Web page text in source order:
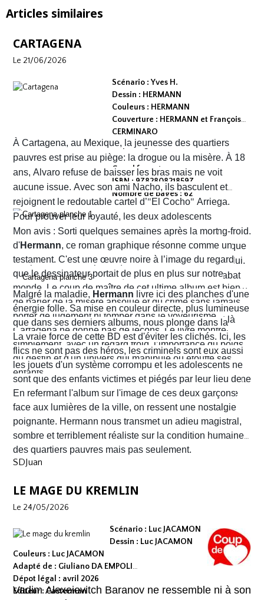
Articles similaires
CARTAGENA
Le 21/06/2026
Scénario : Yves H.
Dessin : HERMANN
Couleurs : HERMANN
Couverture : HERMANN et François
CERMINARO
Dépot légal : avril 2026
Editeur :
Grand format
ISBN : 9782808218597
Nombre de pages : 62
À Cartagena, au Mexique, la jeunesse des quartiers
pauvres est prise au piège: la drogue ou la misère. À 18
ans, Alvaro refuse de baisser les bras mais ne voit
aucune issue. Avec son ami Nacho, ils basculent et
rejoignent le redoutable cartel d’"El Cocho" Arriega.
Pour prouver leur loyauté, les deux adolescents
reçoivent l'ordre d'exécuter des prisonniers de sang-froid.
Alvaro hésite, tremble mais en proie à une peur panique
finit par obéir. Cela provoque aussitôt un déclic chez lui.
Dans un sursaut de survie, il retourne son arme et abat
l’un des chefs du gang local qui n’est autre que le neveu
d’Arriega. Devenus des hommes à abattre, Alvaro et
Nacho s'enfuient vers la frontière américaine. C’est là
qu’ils vont croiser, Félix Garzon, un flic quadragénaire
fatigué qui les regarde courir…
Mon avis : Sorti quelques semaines après la mort
d'Hermann, ce roman graphique résonne comme un
testament. C'est une œuvre noire à l’image du regard
que le dessinateur portait de plus en plus sur notre
monde. Le coup de maître de cet ultime album est bien
de parler de la misère absolue et du crime sans jamais
porter de jugement ni tomber dans le voyeurisme.
Cartagena ne donne pas de leçons. Le livre montre
simplement, avec un regard froid, l’importance du poids
du destin et d'un univers qui manipule ou étouffe ses
enfants.
Malgré la maladie, Hermann livre ici des planches d'une
énergie folle. Sa mise en couleur directe, plus lumineuse
que dans ses derniers albums, nous plonge dans la
poussière et la sueur comme lui seul savait les
transmettre. On y retrouve ses fameux visages fatigués
aux mâchoires carrées portant en eux toute la détresse
ou la noirceur du monde. Le scénario d' Yves H. est d'une
fluidité exemplaire. On est emporté dans une aventure
mêlant road trip étouffant, récit existentiel et course
contre la montre où chaque case souligne l'urgence de
survivre.
La vraie force de cette BD est d'éviter les clichés. Ici, les
flics ne sont pas des héros, les criminels sont eux aussi
les jouets d'un système corrompu et les adolescents ne
sont que des enfants victimes et piégés par leur lieu de
naissance.
En refermant l'album sur l'image de ces deux garçons
face aux lumières de la ville, on ressent une nostalgie
poignante. Hermann nous transmet un adieu magistral,
sombre et terriblement réaliste sur la condition humaine
des quartiers pauvres mais pas seulement.
SDJuan
LE MAGE DU KREMLIN
Le 24/05/2026
Scénario : Luc JACAMON
Dessin : Luc JACAMON
Couleurs : Luc JACAMON
Adapté de : Giuliano DA EMPOLI
Dépot légal : avril 2026
Editeur : Casterman
Vadim Alexeievitch Baranov ne ressemble ni à son